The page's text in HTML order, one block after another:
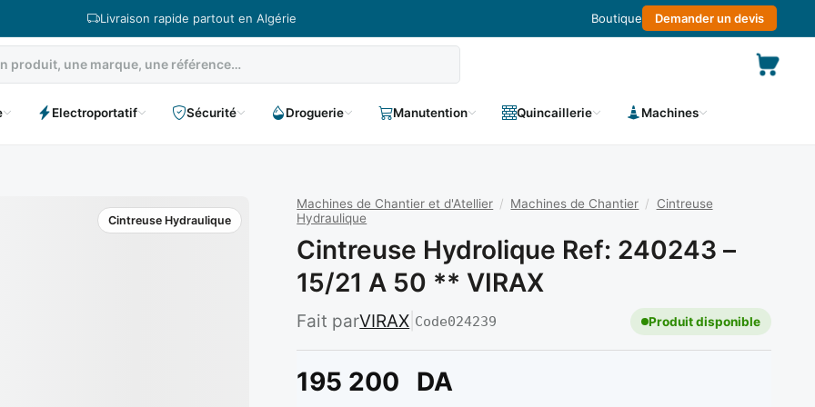
Livraison rapide partout en Algérie Boutique Demander un devis
Electroportatif Sécurité Droguerie Manutention Quincaillerie Machines
Cintreuse Hydraulique
Machines de Chantier et d'Atellier / Machines de Chantier /
Cintreuse
Hydraulique
Cintreuse Hydrolique Ref: 240243 –
15/21 A 50 ** VIRAX
Fait parVIRAX Code024239 Produit disponible
195 200 DA